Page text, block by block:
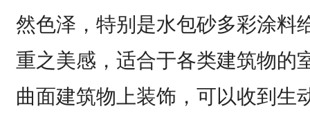
然色泽，特别是水包砂多彩涂料
重之美感，适合于各类建筑物的
曲面建筑物上装饰，可以收到生